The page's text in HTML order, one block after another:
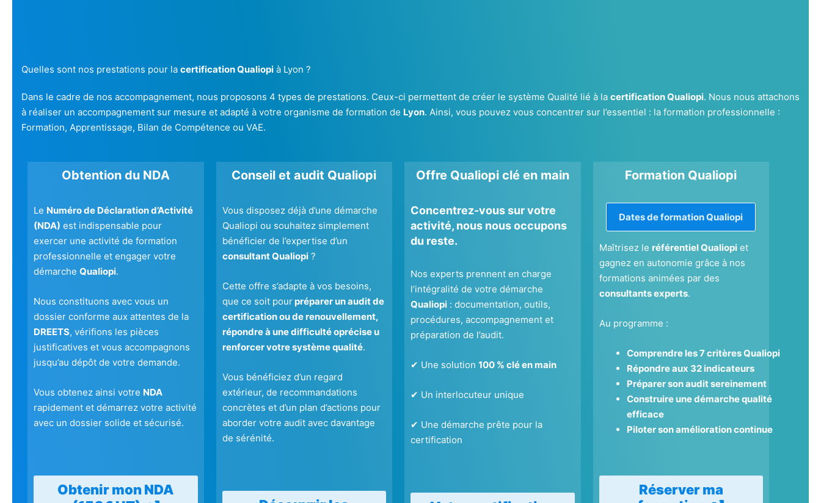
Quelles sont nos prestations pour la certification Qualiopi à Lyon ?
Dans le cadre de nos accompagnement, nous proposons 4 types de prestations. Ceux-ci permettent de créer le système Qualité lié à la certification Qualiopi. Nous nous attachons
à réaliser un accompagnement sur mesure et adapté à votre organisme de formation de Lyon. Ainsi, vous pouvez vous concentrer sur l’essentiel : la formation professionnelle :
Formation, Apprentissage, Bilan de Compétence ou VAE.
Obtention du NDA
Le Numéro de Déclaration d’Activité
(NDA) est indispensable pour
exercer une activité de formation
professionnelle et engager votre
démarche Qualiopi.
Nous constituons avec vous un
dossier conforme aux attentes de la
DREETS, vérifions les pièces
justificatives et vous accompagnons
jusqu’au dépôt de votre demande.
Vous obtenez ainsi votre NDA
rapidement et démarrez votre activité
avec un dossier solide et sécurisé.
Obtenir mon NDA
Conseil et audit Qualiopi
Vous disposez déjà d’une démarche
Qualiopi ou souhaitez simplement
bénéficier de l’expertise d’un
consultant Qualiopi?
Cette offre s’adapte à vos besoins,
que ce soit pourpréparer un audit de
certification ou de renouvellement,
répondre à une difficulté oprécise u
renforcer votre système qualité.
Vous bénéficiez d’un regard
extérieur, de recommandations
concrètes et d’un plan d’actions pour
aborder votre audit avec davantage
de sérénité.
Offre Qualiopi clé en main
Concentrez-vous sur votre
activité, nous nous occupons
du reste.
Nos experts prennent en charge
l’intégralité de votre démarche
Qualiopi : documentation, outils,
procédures, accompagnement et
préparation de l’audit.
✔ Une solution 100 % clé en main
✔ Un interlocuteur unique
✔ Une démarche prête pour la
certification
Formation Qualiopi
Dates de formation Qualiopi
Maîtrisez le référentiel Qualiopiet
gagnez en autonomie grâce à nos
formations animées par des
consultants experts.
Au programme :
Comprendre les 7 critères Qualiopi
Répondre aux 32 indicateurs
Préparer son audit sereinement
Construire une démarche qualité
efficace
Piloter son amélioration continue
Réserver ma